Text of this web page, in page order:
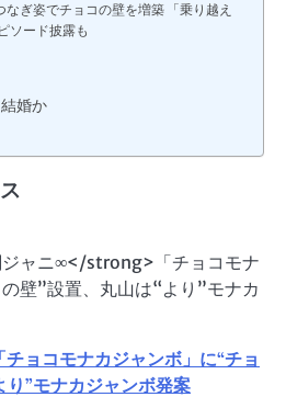
ぎ姿でチョコの壁を増築 「乗り越え
ソード披露も
婚か
ャニ∞</strong>「チョコモナ
壁”設置、丸山は“より”モナカ
「チョコモナカジャンボ」に“チョ
り”モナカジャンボ発案